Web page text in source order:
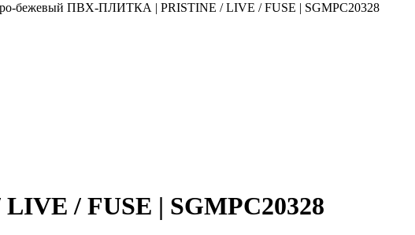
бежевый ПВХ-ПЛИТКА | PRISTINE / LIVE / FUSE | SGMPC20328
/ FUSE | SGMPC20328